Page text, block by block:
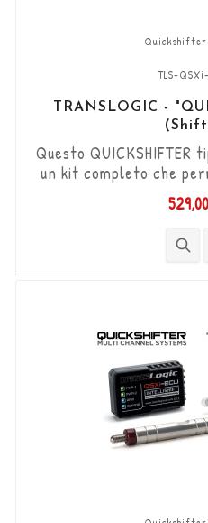
Quickshifter
TLS-
TRANSLOGIC -
Questo
un kit completo che
marce (Shift-Up)
Kit "Plug & Play"
"Standard e Reverse". Il